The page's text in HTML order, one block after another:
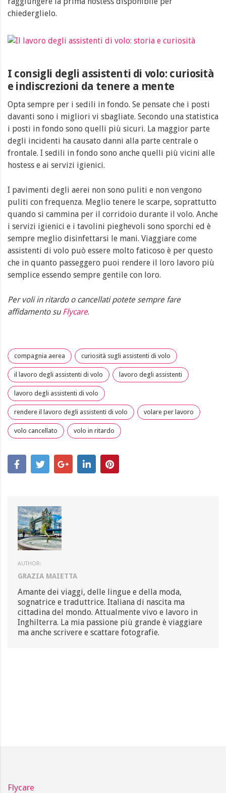
chiederglielo.
I consigli degli assistenti di volo: curiosità
e indiscrezioni da tenere a mente
Opta sempre per i sedili in fondo. Se pensate che i posti
davanti sono i migliori vi sbagliate. Secondo una statistica
i posti in fondo sono quelli più sicuri. La maggior parte
degli incidenti ha causato danni alla parte centrale o
frontale. I sedili in fondo sono anche quelli più vicini alle
hostess e ai servizi igienici.
I pavimenti degli aerei non sono puliti e non vengono
puliti con frequenza. Meglio tenere le scarpe, soprattutto
quando si cammina per il corridoio durante il volo. Anche
i servizi igienici e i tavolini pieghevoli sono sporchi ed è
sempre meglio disinfettarsi le mani. Viaggiare come
assistenti di volo può essere molto faticoso è per questo
che in quanto passeggero puoi rendere il loro lavoro più
semplice essendo sempre gentile con loro.
Per voli in ritardo o cancellati potete sempre fare
affidamento su Flycare.
compagnia aerea curiosità sugli assistenti di volo
il lavoro degli assistenti di volo lavoro degli assistenti
lavoro degli assistenti di volo
rendere il lavoro degli assistenti di volo volare per lavoro
volo cancellato volo in ritardo
AUTHOR:
GRAZIA MAIETTA
Amante dei viaggi, delle lingue e della moda,
sognatrice e traduttrice. Italiana di nascita ma
cittadina del mondo. Attualmente vivo e lavoro in
Inghilterra. La mia passione più grande è viaggiare
ma anche scrivere e scattare fotografie.
Flycare